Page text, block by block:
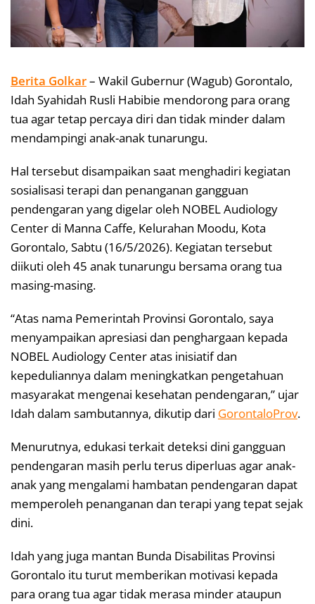
Berita Golkar– Wakil Gubernur (Wagub) Gorontalo,
Idah Syahidah Rusli Habibie mendorong para orang
tua agar tetap percaya diri dan tidak minder dalam
mendampingi anak-anak tunarungu.
Hal tersebut disampaikan saat menghadiri kegiatan
sosialisasi terapi dan penanganan gangguan
pendengaran yang digelar oleh NOBEL Audiology
Center di Manna Caffe, Kelurahan Moodu, Kota
Gorontalo, Sabtu (16/5/2026). Kegiatan tersebut
diikuti oleh 45 anak tunarungu bersama orang tua
masing-masing.
“Atas nama Pemerintah Provinsi Gorontalo, saya
menyampaikan apresiasi dan penghargaan kepada
NOBEL Audiology Center atas inisiatif dan
kepeduliannya dalam meningkatkan pengetahuan
masyarakat mengenai kesehatan pendengaran,” ujar
Idah dalam sambutannya, dikutip dari GorontaloProv.
Menurutnya, edukasi terkait deteksi dini gangguan
pendengaran masih perlu terus diperluas agar anak-
anak yang mengalami hambatan pendengaran dapat
memperoleh penanganan dan terapi yang tepat sejak
dini.
Idah yang juga mantan Bunda Disabilitas Provinsi
Gorontalo itu turut memberikan motivasi kepada
para orang tua agar tidak merasa minder ataupun